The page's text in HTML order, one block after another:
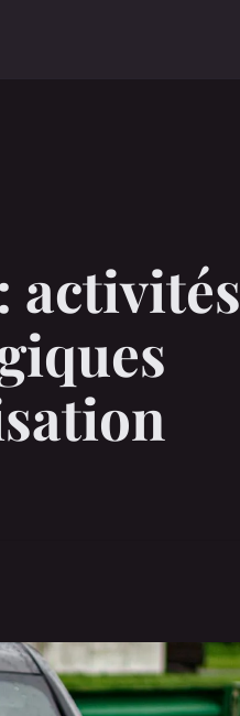
activités